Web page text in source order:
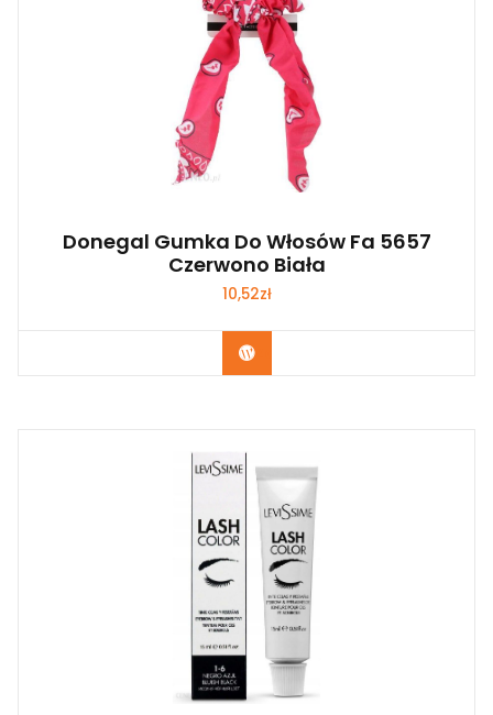
Donegal Gumka Do Włosów Fa 5657
Czerwono Biała
10,52zł
Zobacz